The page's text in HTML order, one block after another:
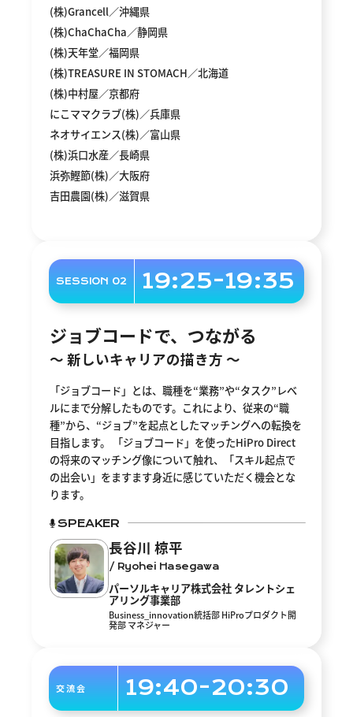
(株)Grancell／沖縄県
(株)ChaChaCha／静岡県
(株)天年堂／福岡県
(株)TREASURE IN STOMACH／北海道
(株)中村屋／京都府
にこママクラブ(株)／兵庫県
ネオサイエンス(株)／富山県
(株)浜口水産／長崎県
浜弥鰹節(株)／大阪府
吉田農園(株)／滋賀県
SESSION 02 19:25-19:35
ジョブコードで、つながる
〜 新しいキャリアの描き方 〜
「ジョブコード」とは、職種を“業務”や“タスク”レベ
ルにまで分解したものです。これにより、従来の“職
種”から、“ジョブ”を起点としたマッチングへの転換を
目指します。 「ジョブコード」を使ったHiPro Direct
の将来のマッチング像について触れ、「スキル起点で
の出会い」をますます身近に感じていただく機会とな
ります。
SPEAKER
長谷川 椋平
/ Ryohei Hasegawa
パーソルキャリア株式会社 タレントシェ
アリング事業部
Business_innovation統括部 HiProプロダクト開
発部 マネジャー
交 流 会 19:40-20:30